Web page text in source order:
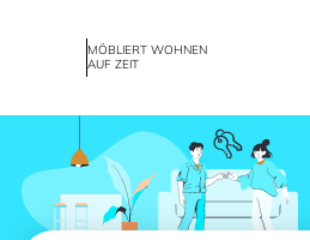
MÖBLIERT WOHNEN
AUF ZEIT